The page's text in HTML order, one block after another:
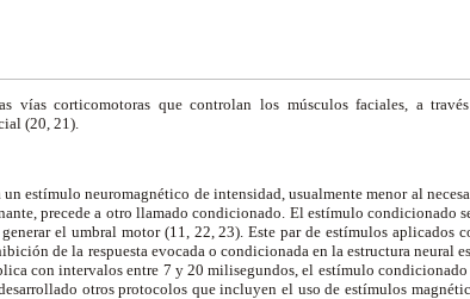
vías corticomotoras que controlan los músculos faciales, a
(20, 21).
estímulo neuromagnético de intensidad, usualmente menor al
precede a otro llamado condicionado. El estímulo condicionado
el umbral motor (11, 22, 23). Este par de estímulos aplicados
de la respuesta evocada o condicionada en la estructura neural
con intervalos entre 7 y 20 milisegundos, el estímulo
otros protocolos que incluyen el uso de estímulos